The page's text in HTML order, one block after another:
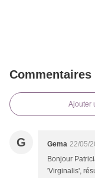
Commentaires
Ajouter
G Gema 22/05/
Bonjour
'Virginalis',